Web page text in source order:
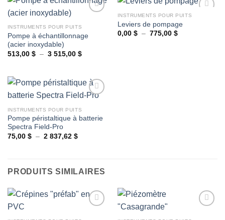
Ajouter
INSTRUMENTS POUR PUITS
Pompe à échantillonnage
(acier inoxydable)
513,00 $ – 3 515,00 $Plage
à
3
515,00 $
INSTRUMENTS POUR PUITS
Leviers de pompage
0,00 $ – 775,00 $Plage
Ajouter
INSTRUMENTS POUR PUITS
Pompe péristaltique à batterie
Spectra Field-Pro
75,00 $ – 2 837,62 $Plage
2
837,62 $
PRODUITS SIMILAIRES